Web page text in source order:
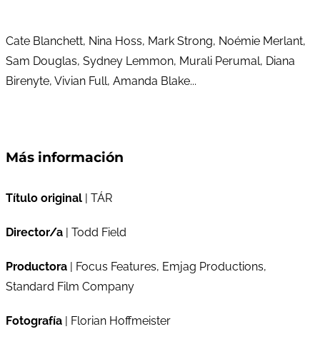
Cate Blanchett, Nina Hoss, Mark Strong, Noémie Merlant,
Sam Douglas, Sydney Lemmon, Murali Perumal, Diana
Birenyte, Vivian Full, Amanda Blake...
Más información
Título original | TÁR
Director/a | Todd Field
Productora | Focus Features, Emjag Productions,
Standard Film Company
Fotografía | Florian Hoffmeister